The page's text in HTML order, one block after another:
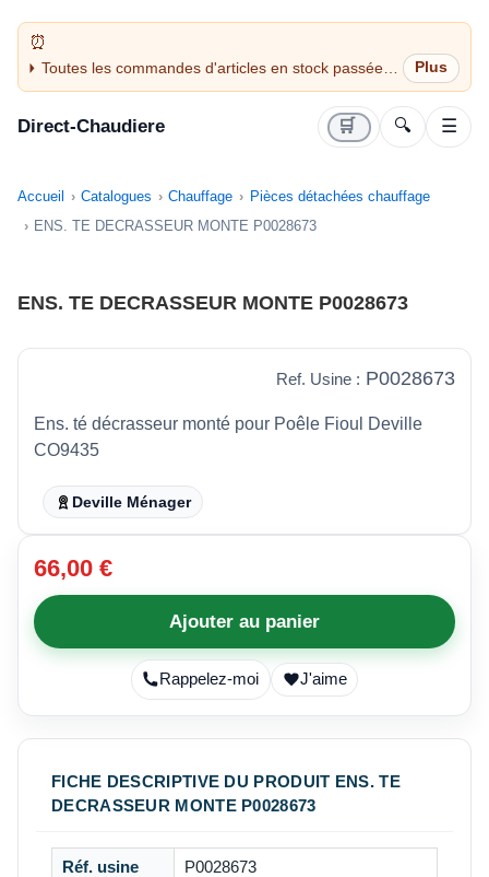
Toutes les commandes d'articles en stock passées
avant 14H sont expédiées le jour même (jours
Direct-Chaudiere 🛒 🔍 ☰
Accueil Catalogues Chauffage
Pièces détachées chauffage
ENS. TE DECRASSEUR MONTE P0028673
ENS. TE DECRASSEUR MONTE P0028673
Ref. Usine : P0028673
Ens. té décrasseur monté pour Poêle Fioul Deville
CO9435
Deville Ménager
66,00 €
Ajouter au panier
Rappelez-moi J'aime
FICHE DESCRIPTIVE DU PRODUIT ENS. TE
DECRASSEUR MONTE P0028673
Réf. usine P0028673